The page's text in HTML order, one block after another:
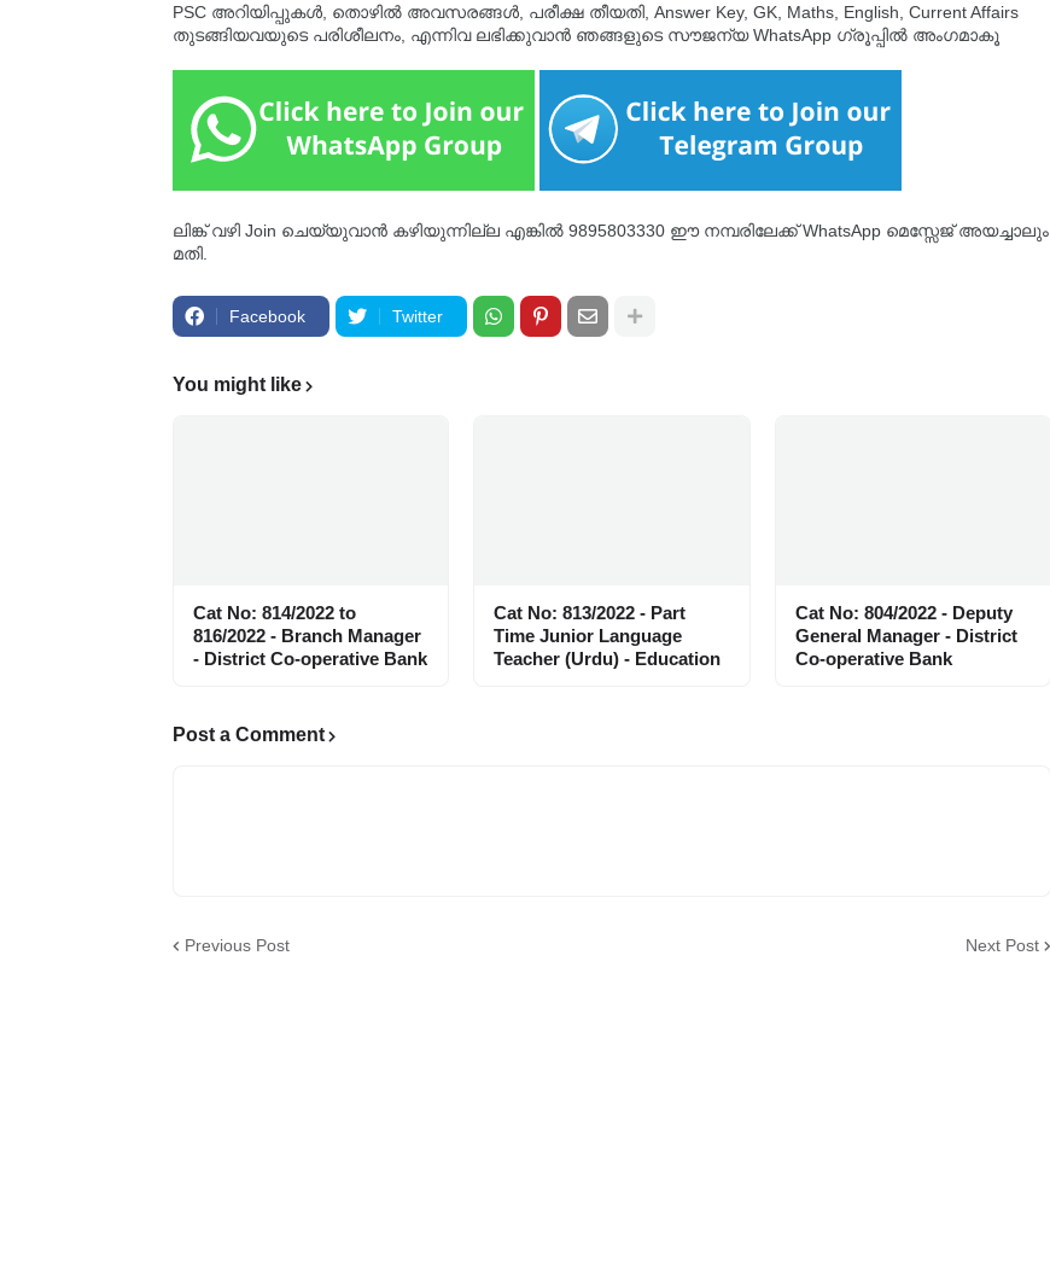
PSC അറിയിപ്പുകൾ, തൊഴിൽ അവസരങ്ങൾ, പരീക്ഷ തീയതി, Answer Key, GK, Maths, English, Current Affairs
തുടങ്ങിയവയുടെ പരിശീലനം, എന്നിവ ലഭിക്കുവാൻ ഞങ്ങളുടെ സൗജന്യ WhatsApp ഗ്രൂപ്പിൽ അംഗമാകൂ
ലിങ്ക് വഴി Join ചെയ്യുവാൻ കഴിയുന്നില്ല എങ്കിൽ 9895803330 ഈ നമ്പരിലേക്ക് WhatsApp മെസ്സേജ് അയച്ചാലും
മതി.
Facebook Twitter
You might like
Cat No: 814/2022 to
816/2022 - Branch Manager
- District Co-operative Bank
Cat No: 813/2022 - Part
Time Junior Language
Teacher (Urdu) - Education
Cat No: 804/2022 - Deputy
General Manager - District
Co-operative Bank
Post a Comment
Previous Post Next Post